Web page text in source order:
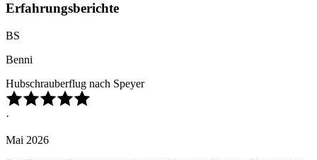
Erfahrungsberichte
BS
Benni
Hubschrauberflug nach Speyer
·
Mai 2026